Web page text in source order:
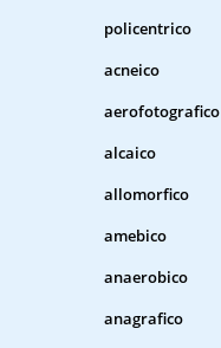
policentrico
acneico
aerofotografico
alcaico
allomorfico
amebico
anaerobico
anagrafico